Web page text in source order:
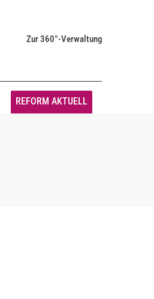
Zur 360°-Verwaltung
REFORM AKTUELL